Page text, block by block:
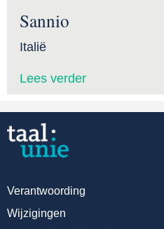
Sannio
Italië
Lees verder
Verantwoording
Wijzigingen